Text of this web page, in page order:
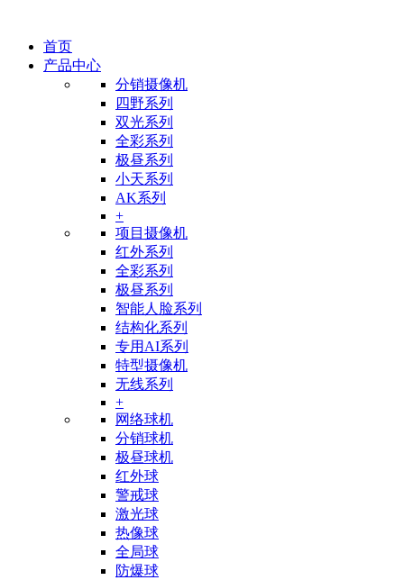
首页
产品中心
分销摄像机
四野系列
双光系列
全彩系列
极昼系列
小天系列
AK系列
+
项目摄像机
红外系列
全彩系列
极昼系列
智能人脸系列
结构化系列
专用AI系列
特型摄像机
无线系列
+
网络球机
分销球机
极昼球机
红外球
警戒球
激光球
热像球
全局球
防爆球